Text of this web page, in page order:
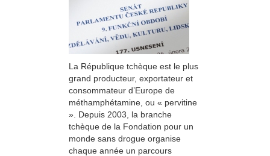
La République tchèque est le plus
grand producteur, exportateur et
consommateur d’Europe de
méthamphétamine, ou « pervitine
». Depuis 2003, la branche
tchèque de la Fondation pour un
monde sans drogue organise
chaque année un parcours